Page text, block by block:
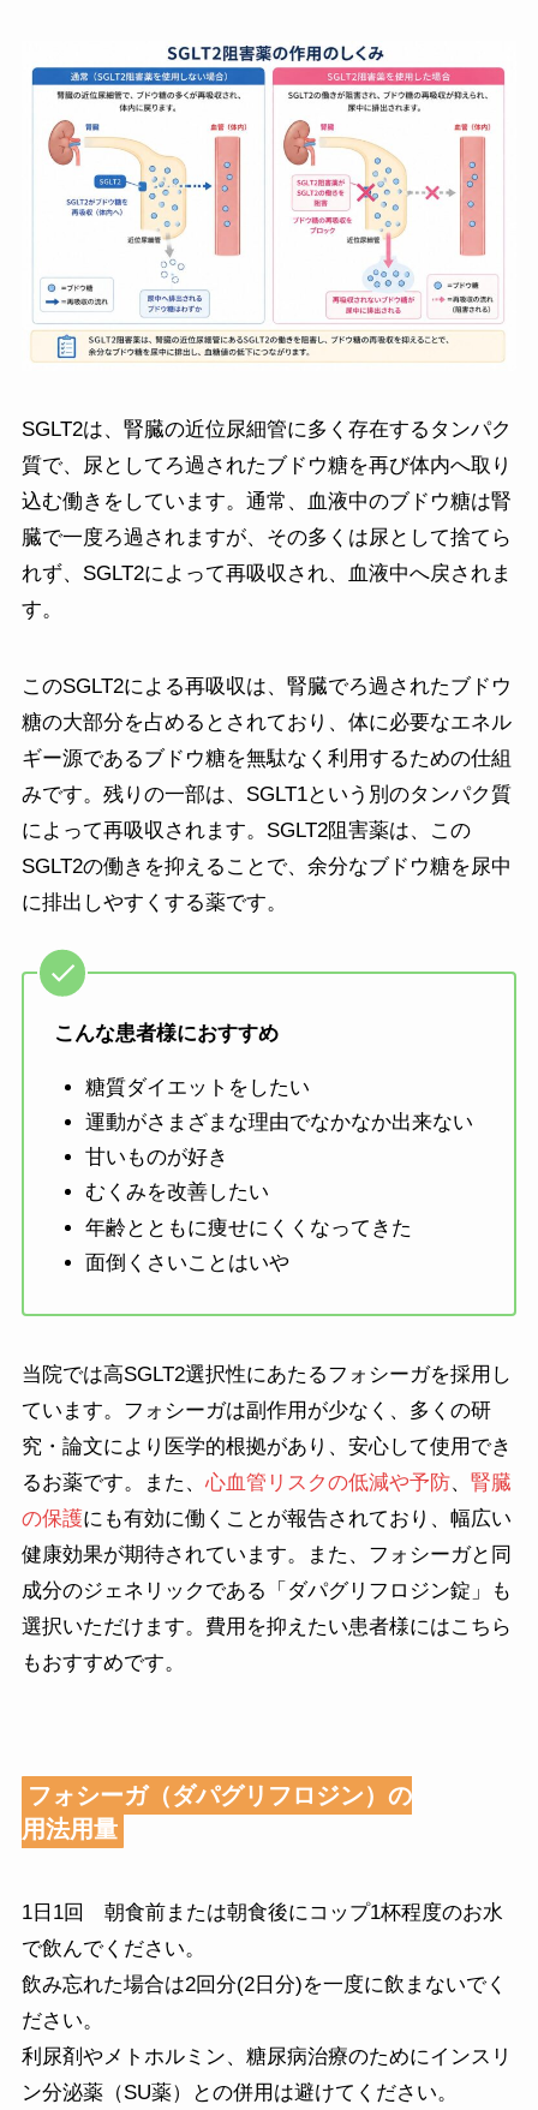
SGLT2は、腎臓の近位尿細管に多く存在するタンパク
質で、尿としてろ過されたブドウ糖を再び体内へ取り
込む働きをしています。通常、血液中のブドウ糖は腎
臓で一度ろ過されますが、その多くは尿として捨てら
れず、SGLT2によって再吸収され、血液中へ戻されま
す。
このSGLT2による再吸収は、腎臓でろ過されたブドウ
糖の大部分を占めるとされており、体に必要なエネル
ギー源であるブドウ糖を無駄なく利用するための仕組
みです。残りの一部は、SGLT1という別のタンパク質
によって再吸収されます。SGLT2阻害薬は、この
SGLT2の働きを抑えることで、余分なブドウ糖を尿中
に排出しやすくする薬です。
こんな患者様におすすめ
糖質ダイエットをしたい
運動がさまざまな理由でなかなか出来ない
甘いものが好き
むくみを改善したい
年齢とともに痩せにくくなってきた
面倒くさいことはいや
当院では高SGLT2選択性にあたるフォシーガを採用し
ています。フォシーガは副作用が少なく、多くの研
究・論文により医学的根拠があり、安心して使用でき
るお薬です。また、 心血管リスクの低減や予防、 腎臓
の保護にも有効に働くことが報告されており、幅広い
健康効果が期待されています。また、フォシーガと同
成分のジェネリックである「ダパグリフロジン錠」も
選択いただけます。費用を抑えたい患者様にはこちら
もおすすめです。
フォシーガ（ダパグリフロジン）の
用法用量
1日1回 朝食前または朝食後にコップ1杯程度のお水
で飲んでください。
飲み忘れた場合は2回分(2日分)を一度に飲まないでく
ださい。
利尿剤やメトホルミン、糖尿病治療のためにインスリ
ン分泌薬（SU薬）との併用は避けてください。